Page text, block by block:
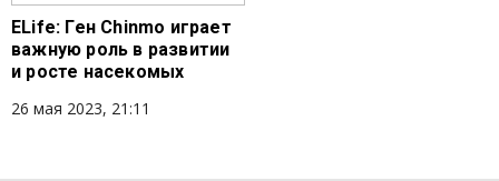
ELife: Ген Chinmo играет
важную роль в развитии
и росте насекомых
26 мая 2023, 21:11